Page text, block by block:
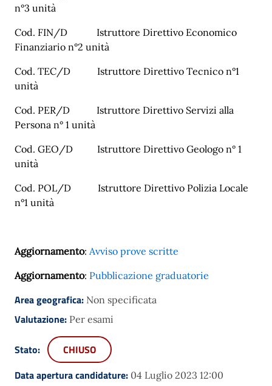
n°3 unità
Cod. FIN/D
Istruttore Direttivo Economico
Finanziario n°2 unità
Cod. TEC/D
Istruttore Direttivo Tecnico n°1
unità
Cod. PER/D
Istruttore Direttivo Servizi alla
Persona n° 1 unità
Cod. GEO/D
Istruttore Direttivo Geologo n° 1
unità
Cod. POL/D
Istruttore Direttivo Polizia Locale
n°1 unità
Aggiornamento: Avviso prove scritte
Aggiornamento: Pubblicazione graduatorie
Area geografica: Non specificata
Valutazione: Per esami
Stato:
CHIUSO
Data apertura candidature: 04 Luglio 2023 12:00